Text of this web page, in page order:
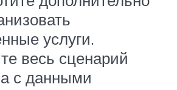
услуги.
весь сценарий
с данными